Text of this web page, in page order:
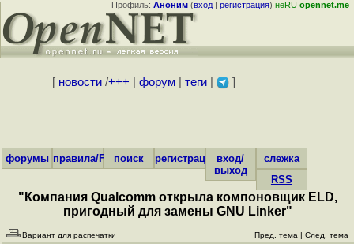
Профиль:Аноним(вход|регистрация)неRUopennet.me
[ новости/+++ форум| теги| ]
форумы правила/FAQпоиск регистрациявход/
выход
слежка
RSS
"Компания Qualcomm открыла компоновщик ELD,
пригодный для замены GNU Linker"
Вариант для распечатки Пред. тема | След. тема